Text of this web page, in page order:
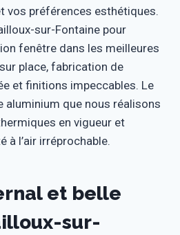
vos préférences esthétiques.
sur-Fontaine pour
fenêtre dans les meilleures
place, fabrication de
et finitions impeccables. Le
aluminium que nous réalisons
en vigueur et
à l’air irréprochable.
et belle
sur-